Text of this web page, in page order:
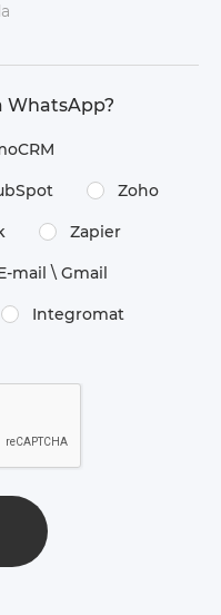
WhatsApp?
Zoho
Zapier
mail \​ Gmail
Integromat